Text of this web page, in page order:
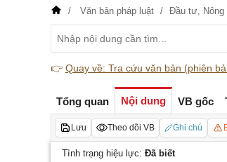
Văn bản pháp luật Đầu tư,
👉 Quay về: Tra cứu văn bản (phiên
Tổng quan Nội dung VB gốc
Lưu Theo dõi VB Ghi chú
Tình trạng hiệu lực: Đã biết